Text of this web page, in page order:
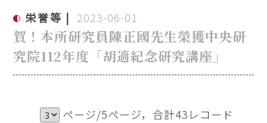
栄誉等 2023-06-01
賀！本所研究員陳正國先生榮獲中央研
究院112年度「胡適紀念研究講座」
ページ/5ページ，合計43レコード